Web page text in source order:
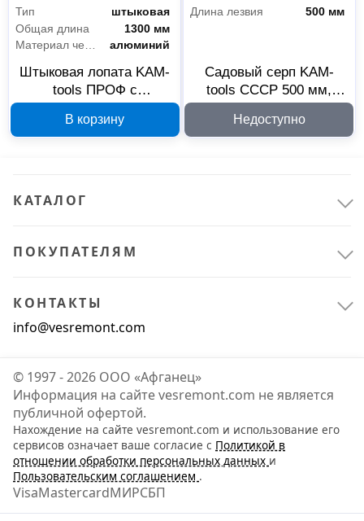
Всё для сада 4
Садовая техника
Садовый инструмент и инвентарь
Тип
штыковая
Общая длина
1300 мм
Материал черенка
алюминий
Штыковая лопата KAM-
tools ПРОФ с
007136
В корзину
Длина лезвия 500 мм
Садовый серп KAM-
tools СССР 500 мм,
Недоступно
КАТАЛОГ
ПОКУПАТЕЛЯМ
КОНТАКТЫ
info@vesremont.com
© 1997 - 2026 ООО «Афганец»
Информация на сайте vesremont.com не является
публичной офертой.
Нахождение на сайте vesremont.com и использование его
сервисов означает ваше согласие с Политикой в
отношении обработки персональных данных и
Пользовательским соглашением .
VisaMastercardМИРСБП